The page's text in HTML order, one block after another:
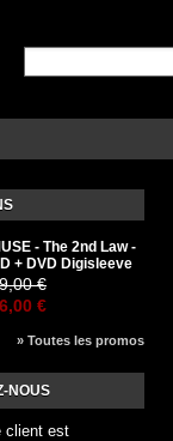
- The 2nd Law -
+ DVD Digisleeve
€
€
» Toutes les promos
NOUS
client est